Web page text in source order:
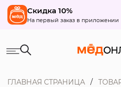
Скидка 10%
На первый заказ в приложении
ГЛАВНАЯ СТРАНИЦА